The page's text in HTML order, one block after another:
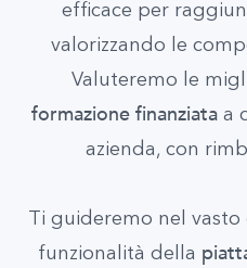
efficace per
valorizzando le
Valuteremo le
formazione finanziata a
azienda, con
Ti guideremo nel vasto
funzionalità della